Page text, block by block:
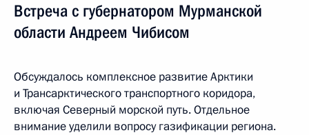
Встреча с губернатором Мурманской
области Андреем Чибисом
Обсуждалось комплексное развитие Арктики
и Трансарктического транспортного коридора,
включая Северный морской путь. Отдельное
внимание уделили вопросу газификации региона.